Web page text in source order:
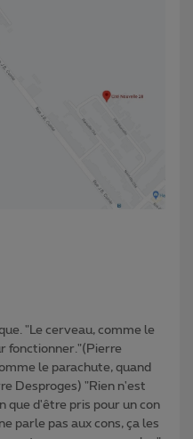
"Le cerveau, comme le
fonctionner."(Pierre
le parachute, quand
Desproges) "Rien n'est
que d'être pris pour un con
parle pas aux cons, ça les